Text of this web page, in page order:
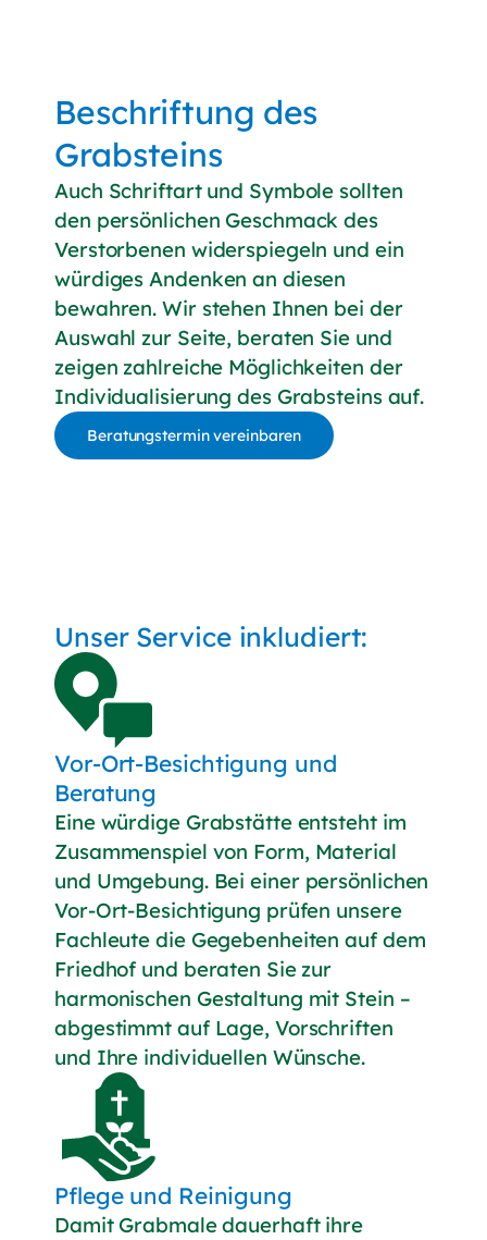
Beschriftung des
Grabsteins
Auch Schriftart und Symbole sollten
den persönlichen Geschmack des
Verstorbenen widerspiegeln und ein
würdiges Andenken an diesen
bewahren. Wir stehen Ihnen bei der
Auswahl zur Seite, beraten Sie und
zeigen zahlreiche Möglichkeiten der
Individualisierung des Grabsteins auf.
Beratungstermin vereinbaren
Unser Service inkludiert:
Vor-Ort-Besichtigung und
Beratung
Eine würdige Grabstätte entsteht im
Zusammenspiel von Form, Material
und Umgebung. Bei einer persönlichen
Vor-Ort-Besichtigung prüfen unsere
Fachleute die Gegebenheiten auf dem
Friedhof und beraten Sie zur
harmonischen Gestaltung mit Stein –
abgestimmt auf Lage, Vorschriften
und Ihre individuellen Wünsche.
Pflege und Reinigung
Damit Grabmale dauerhaft ihre